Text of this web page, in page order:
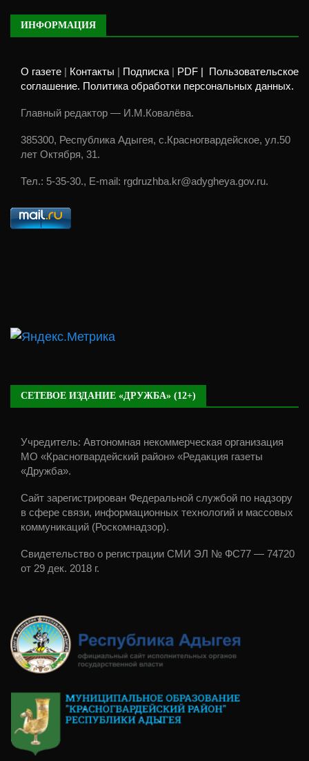
ИНФОРМАЦИЯ
О газете Контакты Подписка PDF |
Пользовательское
соглашение. Политика обработки персональных данных.
Главный редактор — И.М.Ковалёва.
385300, Республика Адыгея, с.Красногвардейское, ул.50
лет Октября, 31.
Тел.: 5-35-30., E-mail: rgdruzhba.kr@adygheya.gov.ru.
СЕТЕВОЕ ИЗДАНИЕ «ДРУЖБА» (12+)
Учредитель: Автономная некоммерческая организация
МО «Красногвардейский район» «Редакция газеты
«Дружба».
Сайт зарегистрирован Федеральной службой по надзору
в сфере связи, информационных технологий и массовых
коммуникаций (Роскомнадзор).
Свидетельство о регистрации СМИ ЭЛ № ФС77 — 74720
от 29 дек. 2018 г.